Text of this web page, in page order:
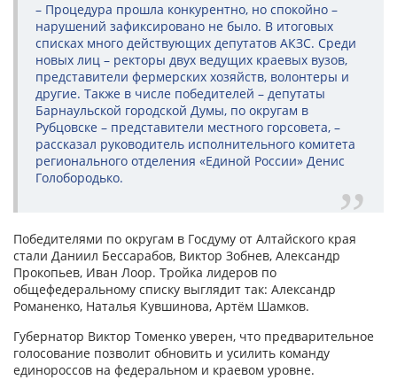
– Процедура прошла конкурентно, но спокойно –
нарушений зафиксировано не было. В итоговых
списках много действующих депутатов АКЗС. Среди
новых лиц – ректоры двух ведущих краевых вузов,
представители фермерских хозяйств, волонтеры и
другие. Также в числе победителей – депутаты
Барнаульской городской Думы, по округам в
Рубцовске – представители местного горсовета, –
рассказал руководитель исполнительного комитета
регионального отделения «Единой России» Денис
Голобородько.
Победителями по округам в Госдуму от Алтайского края
стали Даниил Бессарабов, Виктор Зобнев, Александр
Прокопьев, Иван Лоор. Тройка лидеров по
общефедеральному списку выглядит так: Александр
Романенко, Наталья Кувшинова, Артём Шамков.
Губернатор Виктор Томенко уверен, что предварительное
голосование позволит обновить и усилить команду
единороссов на федеральном и краевом уровне.